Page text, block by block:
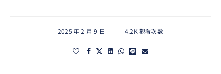
2025 年 2 月 9 日 4.2K 觀看次數